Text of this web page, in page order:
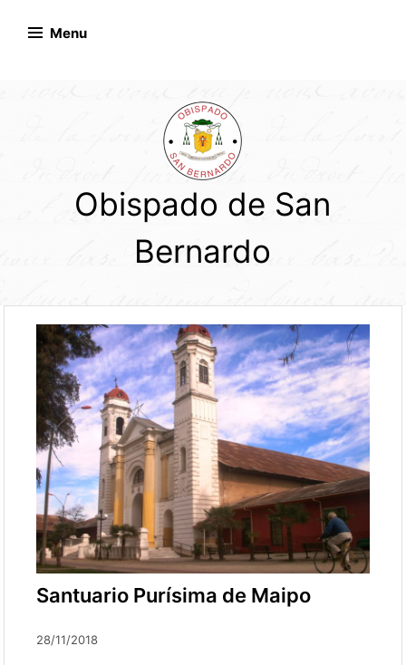
Menu
Obispado de San
Bernardo
Santuario Purísima de Maipo
28/11/2018